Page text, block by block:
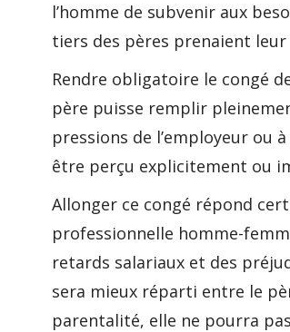
l’homme de subvenir aux
tiers des pères prenaient
Rendre obligatoire le congé
père puisse remplir
pressions de l’employeur ou
être perçu explicitement ou
Allonger ce congé répond
professionnelle homme-
retards salariaux et des
sera mieux réparti entre le
parentalité, elle ne pourra